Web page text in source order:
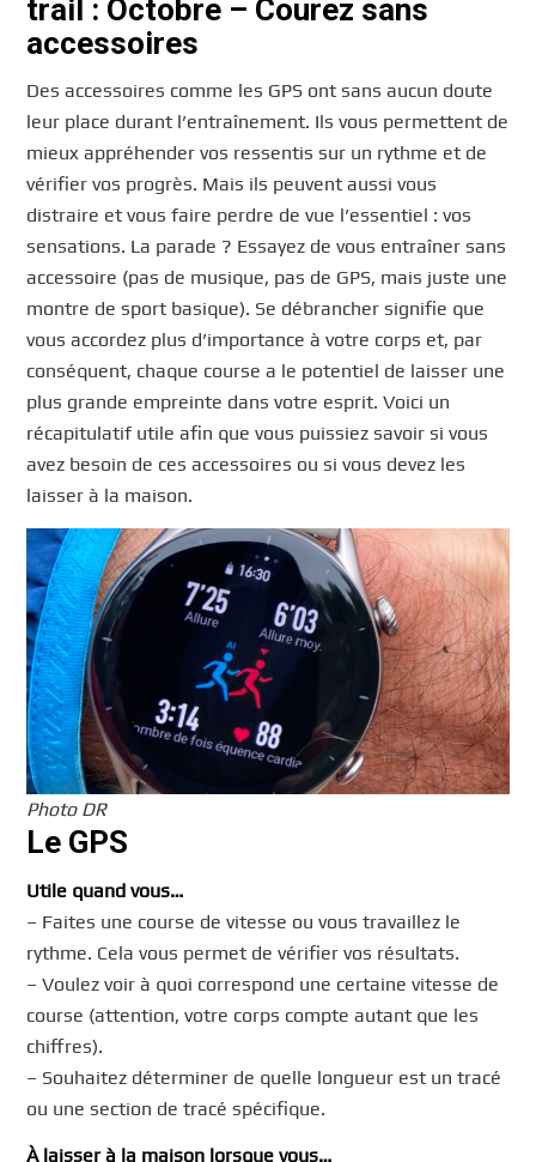
trail : Octobre – Courez sans
accessoires
Des accessoires comme les GPS ont sans aucun doute
leur place durant l’entraînement. Ils vous permettent de
mieux appréhender vos ressentis sur un rythme et de
vérifier vos progrès. Mais ils peuvent aussi vous
distraire et vous faire perdre de vue l’essentiel : vos
sensations. La parade ? Essayez de vous entraîner sans
accessoire (pas de musique, pas de GPS, mais juste une
montre de sport basique). Se débrancher signifie que
vous accordez plus d’importance à votre corps et, par
conséquent, chaque course a le potentiel de laisser une
plus grande empreinte dans votre esprit. Voici un
récapitulatif utile afin que vous puissiez savoir si vous
avez besoin de ces accessoires ou si vous devez les
laisser à la maison.
Photo DR
Le GPS
Utile quand vous…
– Faites une course de vitesse ou vous travaillez le
rythme. Cela vous permet de vérifier vos résultats.
– Voulez voir à quoi correspond une certaine vitesse de
course (attention, votre corps compte autant que les
chiffres).
– Souhaitez déterminer de quelle longueur est un tracé
ou une section de tracé spécifique.
À laisser à la maison lorsque vous…